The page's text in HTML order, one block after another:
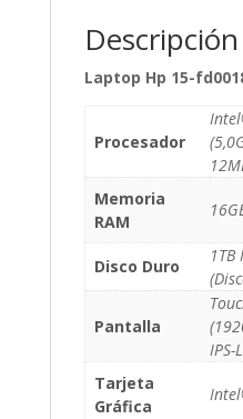
Descripción
Laptop Hp 15-
Procesador
Memoria
RAM
Disco Duro
1TB
Pantalla
IPS-
Tarjeta
Gráfica